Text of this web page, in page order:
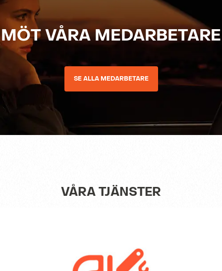
MÖT VÅRA MEDARBETARE
SE ALLA MEDARBETARE
VÅRA TJÄNSTER